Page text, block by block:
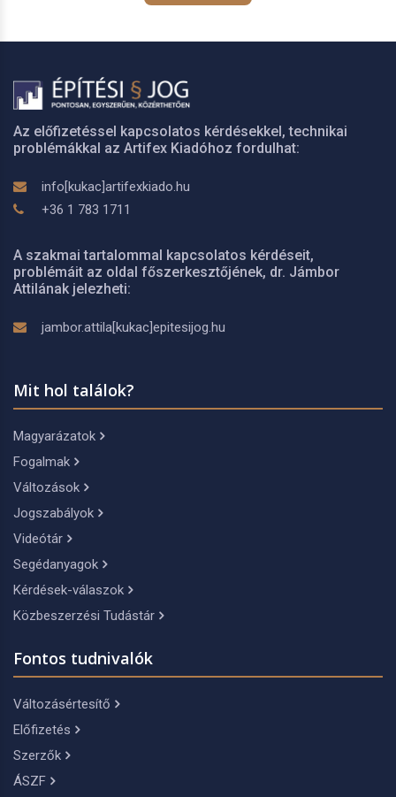
Az előfizetéssel kapcsolatos kérdésekkel, technikai
problémákkal az Artifex Kiadóhoz fordulhat:
info[kukac]artifexkiado.hu
+36 1 783 1711
A szakmai tartalommal kapcsolatos kérdéseit,
problémáit az oldal főszerkesztőjének, dr. Jámbor
Attilának jelezheti:
jambor.attila[kukac]epitesijog.hu
Mit hol találok?
Magyarázatok
Fogalmak
Változások
Jogszabályok
Videótár
Segédanyagok
Kérdések-válaszok
Közbeszerzési Tudástár
Fontos tudnivalók
Változásértesítő
Előfizetés
Szerzők
ÁSZF